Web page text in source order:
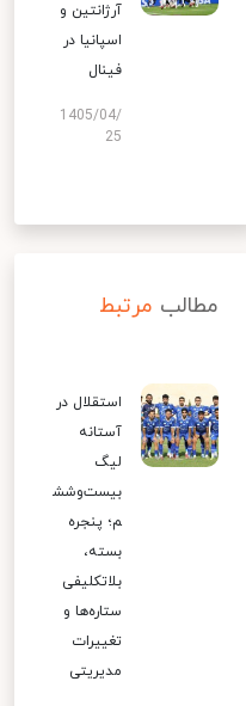
آرژانتین و
اسپانیا در
فینال
1405/04/
25
مطالب مرتبط
استقلال در
آستانه
لیگ
بیست‌وشش
م؛ پنجره
بسته،
بلاتکلیفی
ستاره‌ها و
تغییرات
مدیریتی